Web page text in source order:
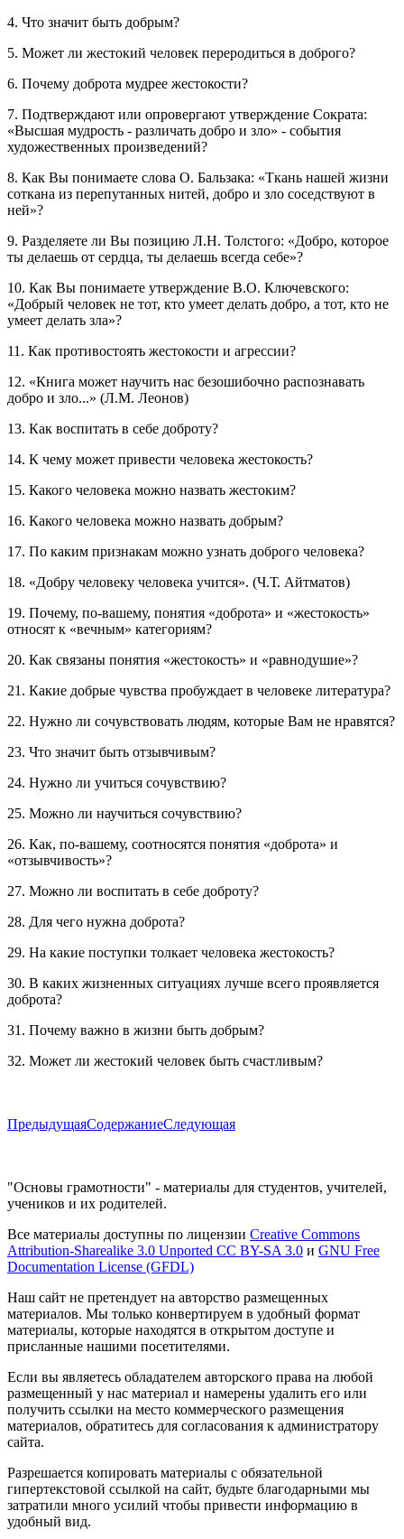
4. Что значит быть добрым?
5. Может ли жестокий человек переродиться в доброго?
6. Почему доброта мудрее жестокости?
7. Подтверждают или опровергают утверждение Сократа:
«Высшая мудрость - различать добро и зло» - события
художественных произведений?
8. Как Вы понимаете слова О. Бальзака: «Ткань нашей жизни
соткана из перепутанных нитей, добро и зло соседствуют в
ней»?
9. Разделяете ли Вы позицию Л.Н. Толстого: «Добро, которое
ты делаешь от сердца, ты делаешь всегда себе»?
10. Как Вы понимаете утверждение В.О. Ключевского:
«Добрый человек не тот, кто умеет делать добро, а тот, кто не
умеет делать зла»?
11. Как противостоять жестокости и агрессии?
12. «Книга может научить нас безошибочно распознавать
добро и зло...» (Л.М. Леонов)
13. Как воспитать в себе доброту?
14. К чему может привести человека жестокость?
15. Какого человека можно назвать жестоким?
16. Какого человека можно назвать добрым?
17. По каким признакам можно узнать доброго человека?
18. «Добру человеку человека учится». (Ч.Т. Айтматов)
19. Почему, по-вашему, понятия «доброта» и «жестокость»
относят к «вечным» категориям?
20. Как связаны понятия «жестокость» и «равнодушие»?
21. Какие добрые чувства пробуждает в человеке литература?
22. Нужно ли сочувствовать людям, которые Вам не нравятся?
23. Что значит быть отзывчивым?
24. Нужно ли учиться сочувствию?
25. Можно ли научиться сочувствию?
26. Как, по-вашему, соотносятся понятия «доброта» и
«отзывчивость»?
27. Можно ли воспитать в себе доброту?
28. Для чего нужна доброта?
29. На какие поступки толкает человека жестокость?
30. В каких жизненных ситуациях лучше всего проявляется
доброта?
31. Почему важно в жизни быть добрым?
32. Может ли жестокий человек быть счастливым?
ПредыдущаяСодержаниеСледующая
"Основы грамотности" - материалы для студентов, учителей,
учеников и их родителей.
Все материалы доступны по лицензии Creative Commons
Attribution-Sharealike 3.0 Unported CC BY-SA 3.0 и GNU Free
Documentation License (GFDL)
Наш сайт не претендует на авторство размещенных
материалов. Мы только конвертируем в удобный формат
материалы, которые находятся в открытом доступе и
присланные нашими посетителями.
Если вы являетесь обладателем авторского права на любой
размещенный у нас материал и намерены удалить его или
получить ссылки на место коммерческого размещения
материалов, обратитесь для согласования к администратору
сайта.
Разрешается копировать материалы с обязательной
гипертекстовой ссылкой на сайт, будьте благодарными мы
затратили много усилий чтобы привести информацию в
удобный вид.